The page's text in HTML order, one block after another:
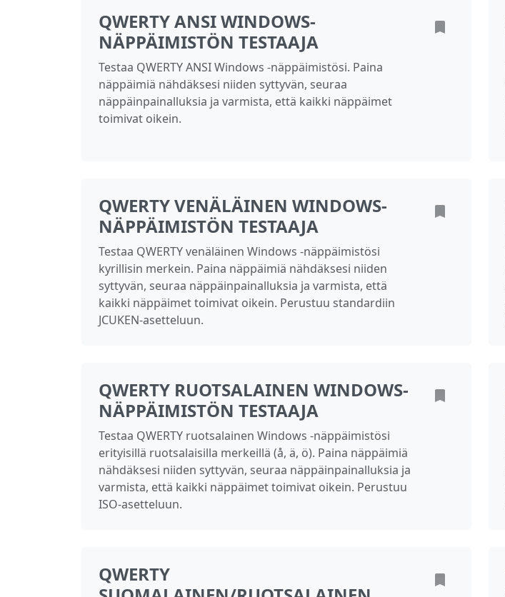
QWERTY ANSI WINDOWS-
NÄPPÄIMISTÖN TESTAAJA
Testaa QWERTY ANSI Windows -näppäimistösi. Paina
näppäimiä nähdäksesi niiden syttyvän, seuraa
näppäinpainalluksia ja varmista, että kaikki näppäimet
toimivat oikein.
QWERTY VENÄLÄINEN WINDOWS-
NÄPPÄIMISTÖN TESTAAJA
Testaa QWERTY venäläinen Windows -näppäimistösi
kyrillisin merkein. Paina näppäimiä nähdäksesi niiden
syttyvän, seuraa näppäinpainalluksia ja varmista, että
kaikki näppäimet toimivat oikein. Perustuu standardiin
JCUKEN-asetteluun.
QWERTY RUOTSALAINEN WINDOWS-
NÄPPÄIMISTÖN TESTAAJA
Testaa QWERTY ruotsalainen Windows -näppäimistösi
erityisillä ruotsalaisilla merkeillä (å, ä, ö). Paina näppäimiä
nähdäksesi niiden syttyvän, seuraa näppäinpainalluksia ja
varmista, että kaikki näppäimet toimivat oikein. Perustuu
ISO-asetteluun.
QWERTY